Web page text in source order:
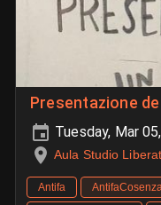
Presentazione
Tuesday, Mar
Aula Studio
Antifa